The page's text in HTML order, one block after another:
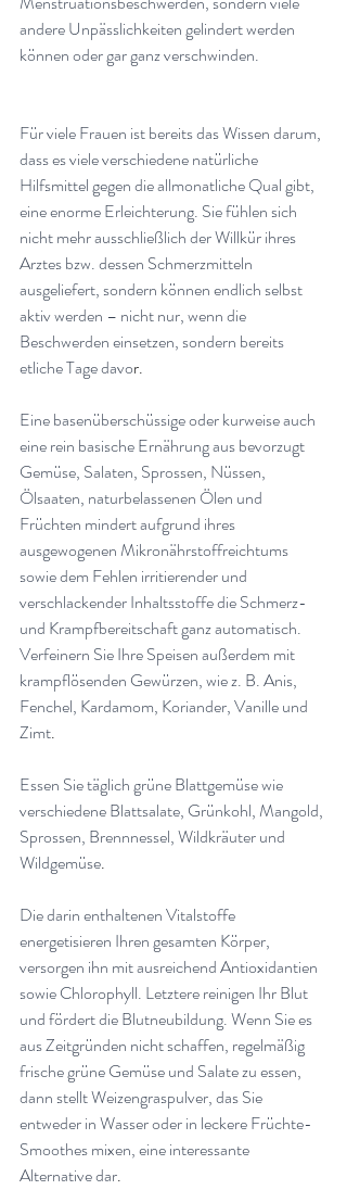
andere Unpässlichkeiten gelindert werden
können oder gar ganz verschwinden.
Für viele Frauen ist bereits das Wissen darum,
dass es viele verschiedene natürliche
Hilfsmittel gegen die allmonatliche Qual gibt,
eine enorme Erleichterung. Sie fühlen sich
nicht mehr ausschließlich der Willkür ihres
Arztes bzw. dessen Schmerzmitteln
ausgeliefert, sondern können endlich selbst
aktiv werden – nicht nur, wenn die
Beschwerden einsetzen, sondern bereits
etliche Tage davor.
Eine basenüberschüssige oder kurweise auch
eine rein basische Ernährung aus bevorzugt
Gemüse, Salaten, Sprossen, Nüssen,
Ölsaaten, naturbelassenen Ölen und
Früchten mindert aufgrund ihres
ausgewogenen Mikronährstoffreichtums
sowie dem Fehlen irritierender und
verschlackender Inhaltsstoffe die Schmerz-
und Krampfbereitschaft ganz automatisch.
Verfeinern Sie Ihre Speisen außerdem mit
krampflösenden Gewürzen, wie z. B. Anis,
Fenchel, Kardamom, Koriander, Vanille und
Zimt.
Essen Sie täglich grüne Blattgemüse wie
verschiedene Blattsalate, Grünkohl, Mangold,
Sprossen, Brennnessel, Wildkräuter und
Wildgemüse.
Die darin enthaltenen Vitalstoffe
energetisieren Ihren gesamten Körper,
versorgen ihn mit ausreichend Antioxidantien
sowie Chlorophyll. Letztere reinigen Ihr Blut
und fördert die Blutneubildung. Wenn Sie es
aus Zeitgründen nicht schaffen, regelmäßig
frische grüne Gemüse und Salate zu essen,
dann stellt Weizengraspulver, das Sie
entweder in Wasser oder in leckere Früchte-
Smoothes mixen, eine interessante
Alternative dar.